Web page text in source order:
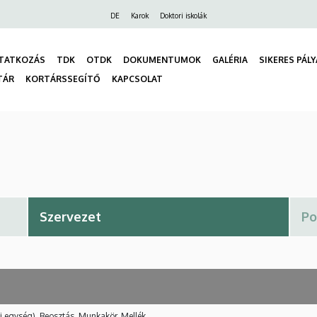
DE Karok Doktori iskolák
TDK OTDK DOKUMENTUMOK GALÉRIA
SIKERES
KORTÁRSSEGÍTŐ KAPCSOLAT